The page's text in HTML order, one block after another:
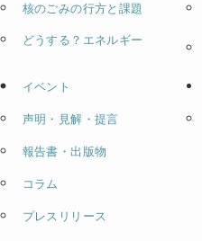
核のごみの行方と課題
どうする？エネルギー
イベント
声明・見解・提言
報告書・出版物
コラム
プレスリリース